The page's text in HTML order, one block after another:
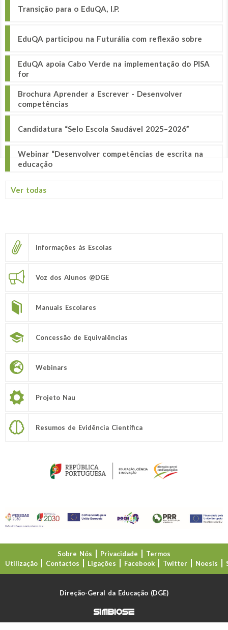
Transição para o EduQA, I.P.
EduQA participou na Futurália com reflexão sobre
EduQA apoia Cabo Verde na implementação do PISA
for
Brochura Aprender a Escrever - Desenvolver
competências
Candidatura “Selo Escola Saudável 2025–2026”
Webinar “Desenvolver competências de escrita na
educação
Ver todas
Informações às Escolas
Voz dos Alunos @DGE
Manuais Escolares
Concessão de Equivalências
Webinars
Projeto Nau
Resumos de Evidência Científica
Sobre Nós Privacidade
Termos
Utilização
Contactos Ligações Facebook Twitter Noesis
Direção-Geral da Educação (DGE)